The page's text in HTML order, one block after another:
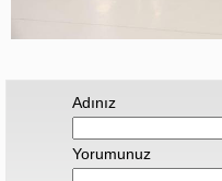
Adınız
Yorumunuz